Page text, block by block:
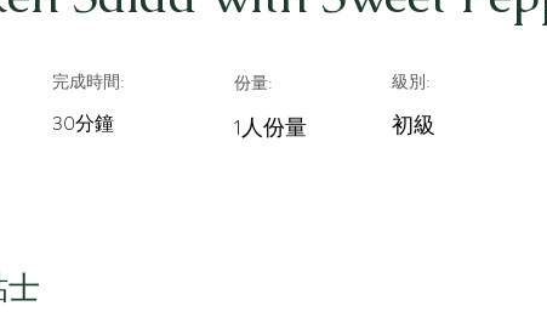
完成時間:
30分鐘
份量:
1人份量
級別:
初級